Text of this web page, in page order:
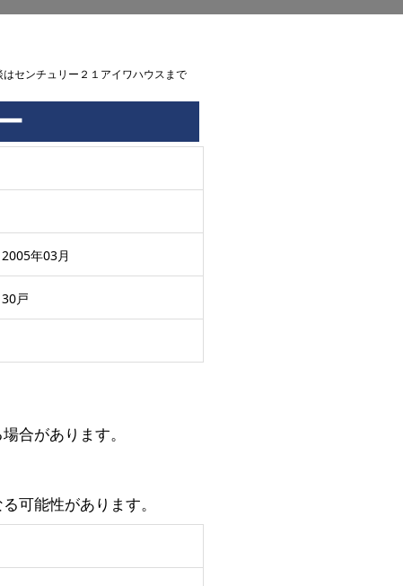
センチュリー２１アイワハウスまで
2005年03月
30戸
合があります。
可能性があります。